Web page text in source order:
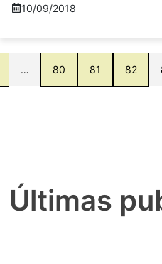
10/09/2018
… 80 81 82
Últimas